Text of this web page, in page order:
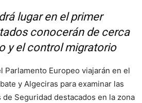
lugar en el primer
conocerán de cerca
y el control migratorio
Europeo viajarán en el
y Algeciras para examinar las
Seguridad destacados en la zona